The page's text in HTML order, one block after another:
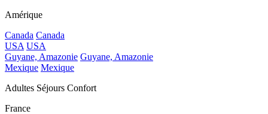
Amérique
Canada Canada
USA USA
Guyane, Amazonie Guyane, Amazonie
Mexique Mexique
Adultes Séjours Confort
France